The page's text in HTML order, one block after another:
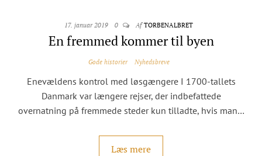
17. januar 2019 0 Af TORBENALBRET
En fremmed kommer til byen
Gode historier Nyhedsbreve
Enevældens kontrol med løsgængere I 1700-tallets
Danmark var længere rejser, der indbefattede
overnatning på fremmede steder kun tilladte, hvis man…
Læs mere